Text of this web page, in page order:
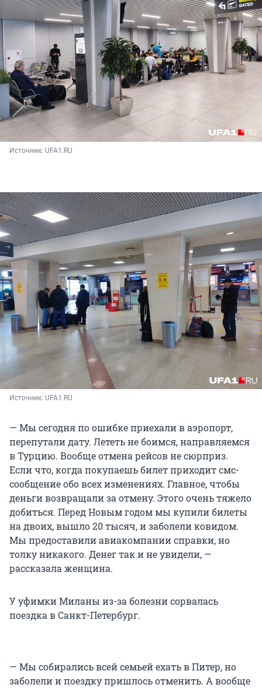
Источник: UFA1.RU
Источник: UFA1.RU
— Мы сегодня по ошибке приехали в аэропорт,
перепутали дату. Лететь не боимся, направляемся
в Турцию. Вообще отмена рейсов не сюрприз.
Если что, когда покупаешь билет приходит смс-
сообщение обо всех изменениях. Главное, чтобы
деньги возвращали за отмену. Этого очень тяжело
добиться. Перед Новым годом мы купили билеты
на двоих, вышло 20 тысяч, и заболели ковидом.
Мы предоставили авиакомпании справки, но
толку никакого. Денег так и не увидели, —
рассказала женщина.
У уфимки Миланы из-за болезни сорвалась
поездка в Санкт-Петербург.
— Мы собирались всей семьей ехать в Питер, но
заболели и поездку пришлось отменить. А вообще